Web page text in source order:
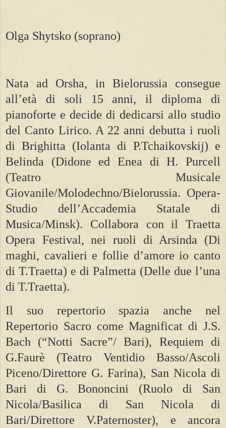
Olga Shytsko (soprano)
Nata ad Orsha, in Bielorussia consegue
all’età di soli 15 anni, il diploma di
pianoforte e decide di dedicarsi allo studio
del Canto Lirico. A 22 anni debutta i ruoli
di Brighitta (Iolanta di P.Tchaikovskij) e
Belinda (Didone ed Enea di H. Purcell
(Teatro Musicale
Giovanile/Molodechno/Bielorussia. Opera-
Studio dell’Accademia Statale di
Musica/Minsk). Collabora con il Traetta
Opera Festival, nei ruoli di Arsinda (Di
maghi, cavalieri e follie d’amore io canto
di T.Traetta) e di Palmetta (Delle due l’una
di T.Traetta).
Il suo repertorio spazia anche nel
Repertorio Sacro come Magnificat di J.S.
Bach (“Notti Sacre”/ Bari), Requiem di
G.Faurè (Teatro Ventidio Basso/Ascoli
Piceno/Direttore G. Farina), San Nicola di
Bari di G. Bononcini (Ruolo di San
Nicola/Basilica di San Nicola di
Bari/Direttore V.Paternoster), e ancora